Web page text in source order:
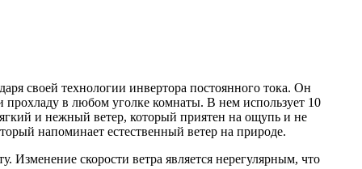
своей технологии инвертора постоянного тока. Он
в любом уголке комнаты. В нем использует 10
и нежный ветер, который приятен на ощупь и не
напоминает естественный ветер на природе.
Изменение скорости ветра является нерегулярным, что